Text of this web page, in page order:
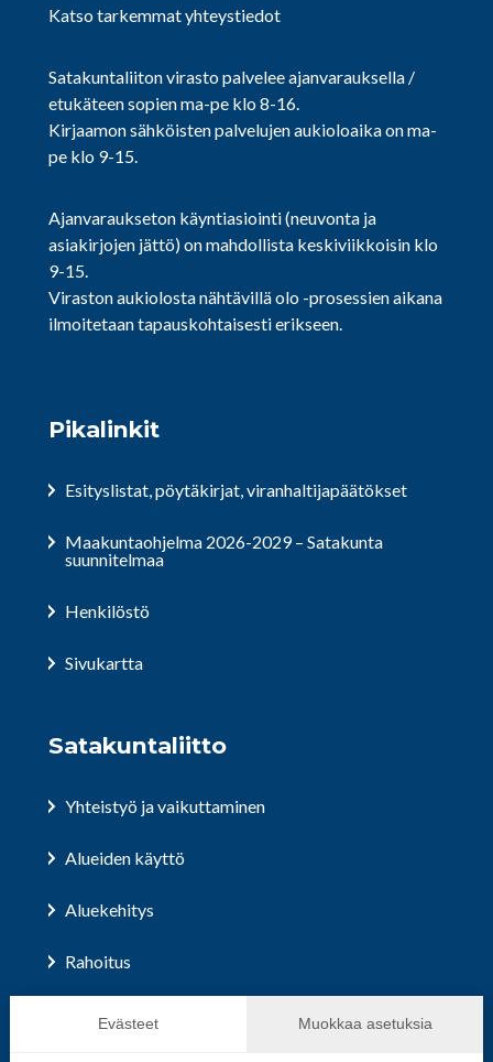
Evästeet Muokkaa asetuksia
Katso tarkemmat yhteystiedot
Satakuntaliiton virasto palvelee ajanvarauksella /
etukäteen sopien ma-pe klo 8-16.
Kirjaamon sähköisten palvelujen aukioloaika on ma-
pe klo 9-15.
Ajanvaraukseton käyntiasiointi (neuvonta ja
asiakirjojen jättö) on mahdollista keskiviikkoisin klo
9-15.
Viraston aukiolosta nähtävillä olo -prosessien aikana
ilmoitetaan tapauskohtaisesti erikseen.
Pikalinkit
Esityslistat, pöytäkirjat, viranhaltijapäätökset
Maakuntaohjelma 2026-2029 – Satakunta
suunnitelmaa
Henkilöstö
Sivukartta
Satakuntaliitto
Yhteistyö ja vaikuttaminen
Alueiden käyttö
Aluekehitys
Rahoitus
Hallinto ja päätöksenteko